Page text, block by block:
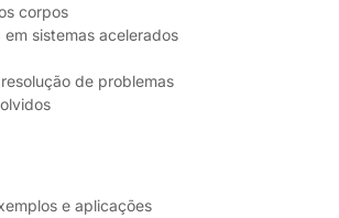
corpos
sistemas acelerados
de problemas
e aplicações